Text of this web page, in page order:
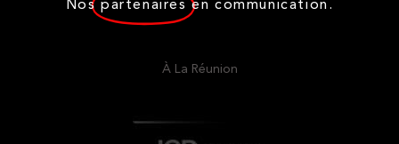
Nos partenaires en communication.
À La Réunion